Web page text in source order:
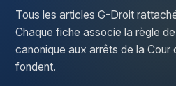
Tous les articles G-Droit
Chaque fiche associe la règle
canonique aux arrêts de la Cour
fondent.